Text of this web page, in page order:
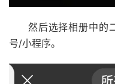
然后选择相册中的
号/小程序。